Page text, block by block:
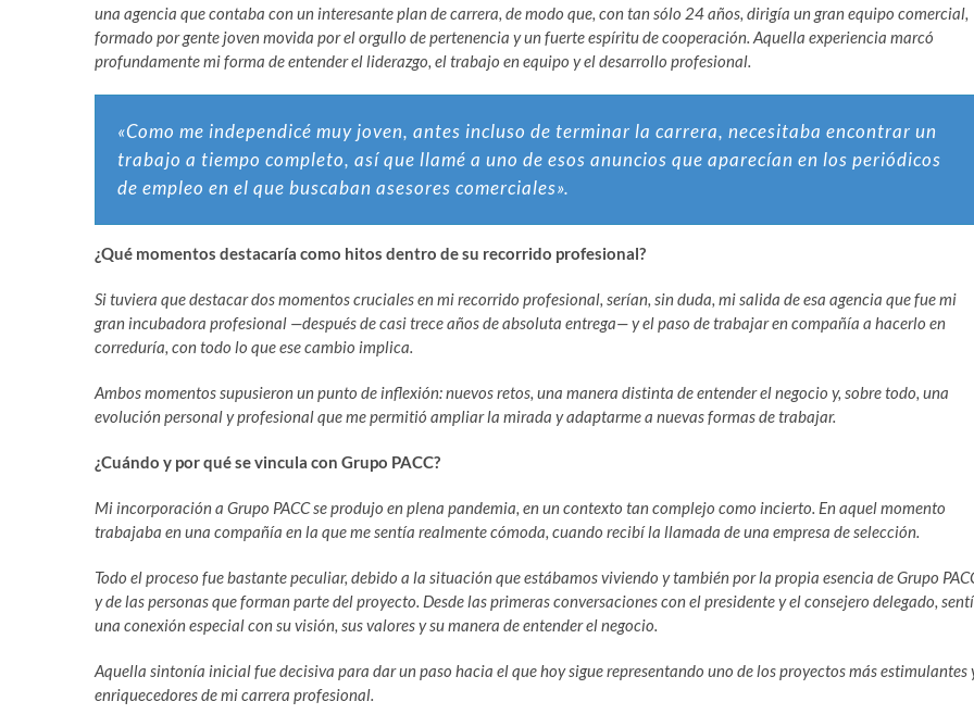
una agencia que contaba con un interesante plan de carrera, de modo que, con tan sólo 24 años, dirigía un gran equipo comercial,
formado por gente joven movida por el orgullo de pertenencia y un fuerte espíritu de cooperación. Aquella experiencia marcó
profundamente mi forma de entender el liderazgo, el trabajo en equipo y el desarrollo profesional.
«Como me independicé muy joven, antes incluso de terminar la carrera, necesitaba encontrar un
trabajo a tiempo completo, así que llamé a uno de esos anuncios que aparecían en los periódicos
de empleo en el que buscaban asesores comerciales».
¿Qué momentos destacaría como hitos dentro de su recorrido profesional?
Si tuviera que destacar dos momentos cruciales en mi recorrido profesional, serían, sin duda, mi salida de esa agencia que fue mi
gran incubadora profesional —después de casi trece años de absoluta entrega— y el paso de trabajar en compañía a hacerlo en
correduría, con todo lo que ese cambio implica.
Ambos momentos supusieron un punto de inflexión: nuevos retos, una manera distinta de entender el negocio y, sobre todo, una
evolución personal y profesional que me permitió ampliar la mirada y adaptarme a nuevas formas de trabajar.
¿Cuándo y por qué se vincula con Grupo PACC?
Mi incorporación a Grupo PACC se produjo en plena pandemia, en un contexto tan complejo como incierto. En aquel momento
trabajaba en una compañía en la que me sentía realmente cómoda, cuando recibí la llamada de una empresa de selección.
Todo el proceso fue bastante peculiar, debido a la situación que estábamos viviendo y también por la propia esencia de Grupo
y de las personas que forman parte del proyecto. Desde las primeras conversaciones con el presidente y el consejero delegado, sentí
una conexión especial con su visión, sus valores y su manera de entender el negocio.
Aquella sintonía inicial fue decisiva para dar un paso hacia el que hoy sigue representando uno de los proyectos más estimulantes
enriquecedores de mi carrera profesional.